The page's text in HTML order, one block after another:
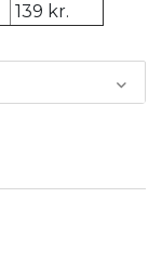
139 kr.